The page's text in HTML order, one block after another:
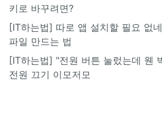
키로 바꾸려면?
[IT하는법] 따로 앱 설치할 필요 없
파일 만드는 법
[IT하는법] "전원 버튼 눌렀는데 웬
전원 끄기 이모저모